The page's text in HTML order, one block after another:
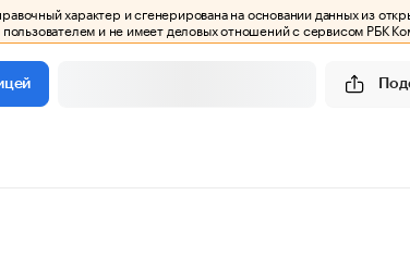
характер и сгенерирована на основании данных из
пользователем и не имеет деловых отношений с сервисом РБК